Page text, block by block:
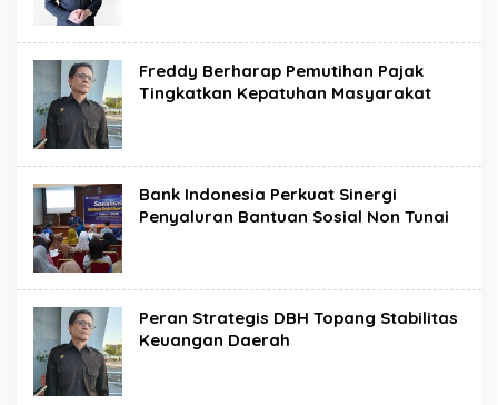
Freddy Berharap Pemutihan Pajak
Tingkatkan Kepatuhan Masyarakat
Bank Indonesia Perkuat Sinergi
Penyaluran Bantuan Sosial Non Tunai
Peran Strategis DBH Topang Stabilitas
Keuangan Daerah